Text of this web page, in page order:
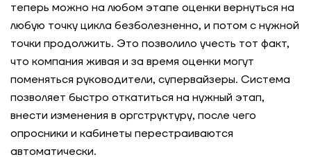
теперь можно на любом этапе оценки вернуться на
любую точку цикла безболезненно, и потом с нужной
точки продолжить. Это позволило учесть тот факт,
что компания живая и за время оценки могут
поменяться руководители, супервайзеры. Система
позволяет быстро откатиться на нужный этап,
внести изменения в оргструктуру, после чего
опросники и кабинеты перестраиваются
автоматически.